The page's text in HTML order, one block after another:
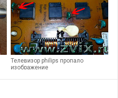
Телевизор philips пропало
изображение